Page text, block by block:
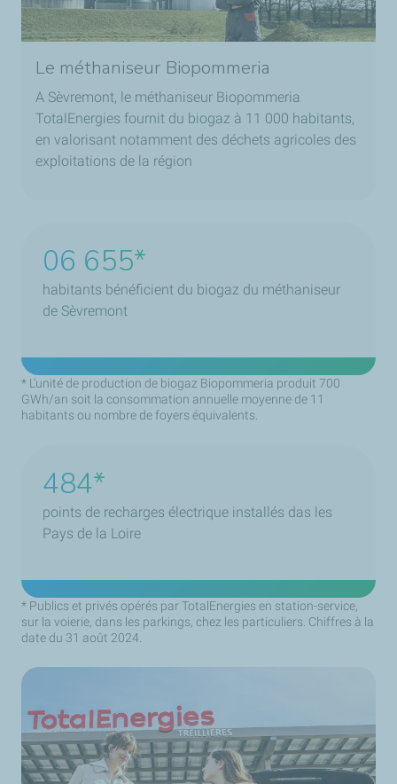
Le méthaniseur Biopommeria
A Sèvremont, le méthaniseur Biopommeria
TotalEnergies fournit du biogaz à 11 000 habitants,
en valorisant notamment des déchets agricoles des
exploitations de la région
09 020
habitants bénéficient du biogaz du méthaniseur
de Sèvremont
* L'unité de production de biogaz Biopommeria produit 700
GWh/an soit la consommation annuelle moyenne de 11
habitants ou nombre de foyers équivalents.
656
points de recharges électrique installés das les
Pays de la Loire
* Publics et privés opérés par TotalEnergies en station-service,
sur la voierie, dans les parkings, chez les particuliers. Chiffres à la
date du 31 août 2024.